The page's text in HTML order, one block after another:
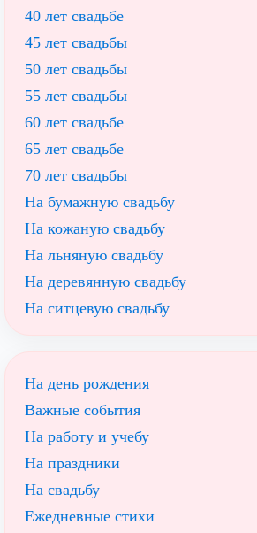
40 лет свадьбе
45 лет свадьбы
50 лет свадьбы
55 лет свадьбы
60 лет свадьбе
65 лет свадьбе
70 лет свадьбы
На бумажную свадьбу
На кожаную свадьбу
На льняную свадьбу
На деревянную свадьбу
На ситцевую свадьбу
На день рождения
Важные события
На работу и учебу
На праздники
На свадьбу
Ежедневные стихи